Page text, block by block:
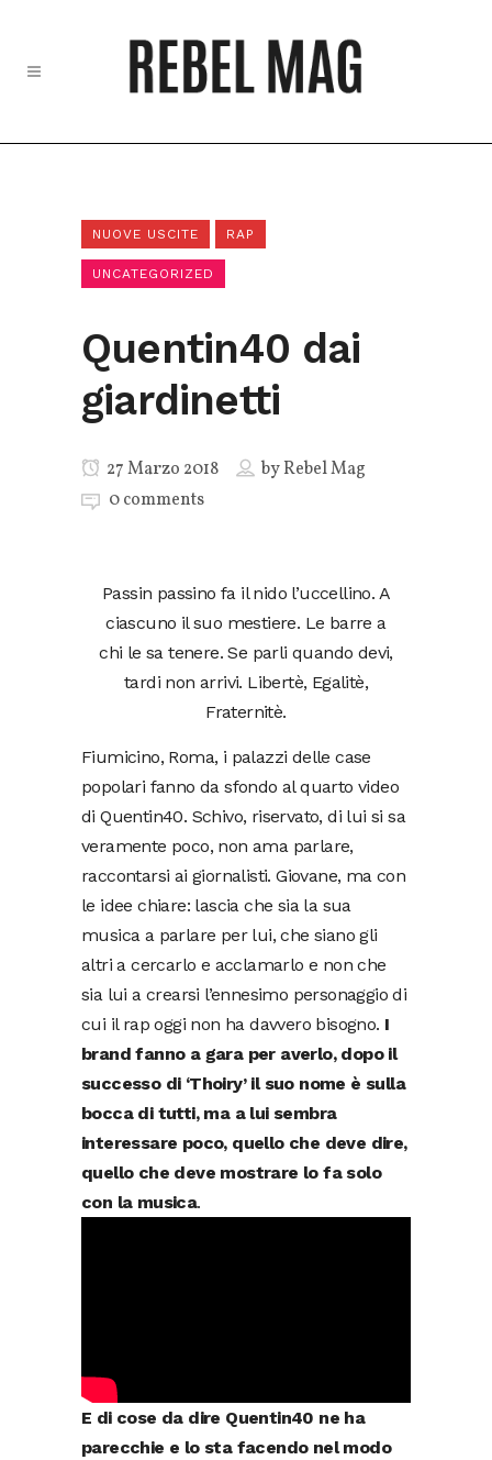
NUOVE USCITE RAP
UNCATEGORIZED
Quentin40 dai
giardinetti
27 Marzo 2018 byRebel Mag
0 comments
Passin passino fa il nido l’uccellino. A
ciascuno il suo mestiere. Le barre a
chi le sa tenere. Se parli quando devi,
tardi non arrivi. Libertè, Egalitè,
Fraternitè.
Fiumicino, Roma, i palazzi delle case
popolari fanno da sfondo al quarto video
di Quentin40. Schivo, riservato, di lui si sa
veramente poco, non ama parlare,
raccontarsi ai giornalisti. Giovane, ma con
le idee chiare: lascia che sia la sua
musica a parlare per lui, che siano gli
altri a cercarlo e acclamarlo e non che
sia lui a crearsi l’ennesimo personaggio di
cui il rap oggi non ha davvero bisogno. I
brand fanno a gara per averlo, dopo il
successo di ‘Thoiry’ il suo nome è sulla
bocca di tutti, ma a lui sembra
interessare poco, quello che deve dire,
quello che deve mostrare lo fa solo
con la musica.
E di cose da dire Quentin40 ne ha
parecchie e lo sta facendo nel modo